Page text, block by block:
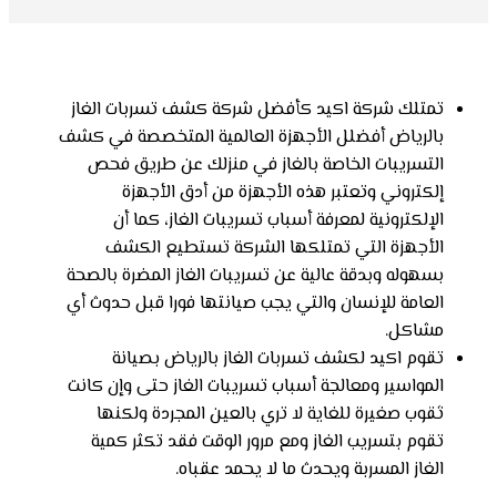
تمتلك شركة اكيد كأفضل شركة كشف تسربات الغاز
بالرياض أفضلل الأجهزة العالمية المتخصصة في كشف
التسريبات الخاصة بالغاز في منزلك عن طريق فحص
إلكتروني وتعتبر هذه الأجهزة من أدق الأجهزة
الإلكترونية لمعرفة أسباب تسريبات الغاز، كما أن
الأجهزة التي تمتلكها الشركة تستطيع الكشف
بسهوله وبدقة عالية عن تسريبات الغاز المضرة بالصحة
العامة للإنسان والتي يجب صيانتها فورا قبل حدوث أي
مشاكل.
تقوم اكيد لكشف تسربات الغاز بالرياض بصيانة
المواسير ومعالجة أسباب تسريبات الغاز حتى وإن كانت
ثقوب صغيرة للغاية لا تري بالعين المجردة ولكنها
تقوم بتسريب الغاز ومع مرور الوقت فقد تكثر كمية
الغاز المسربة ويحدث ما لا يحمد عقباه.